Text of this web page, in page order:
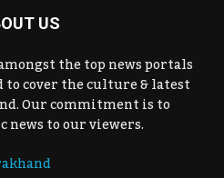
US
the top news portals
cover the culture & latest
Our commitment is to
to our viewers.